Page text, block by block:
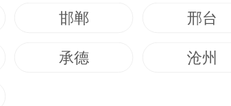
邯郸 邢台
承德 沧州